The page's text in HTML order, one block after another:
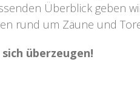
Überblick geben
rund um Zäune und
sich überzeugen!